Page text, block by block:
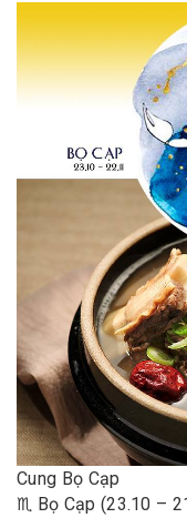
Cung Bọ Cạp
♏️ Bọ Cạp (23.10 –